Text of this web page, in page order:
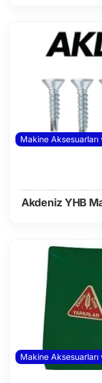
Makine Aksesuarları
Akdeniz YHB
Makine Aksesuarları